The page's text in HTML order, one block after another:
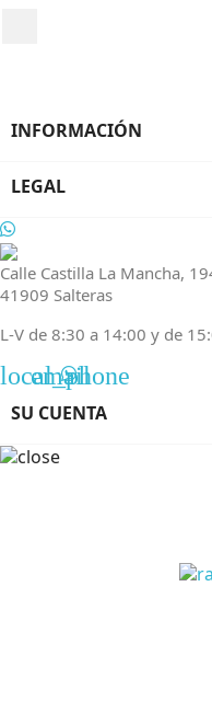
INFORMACIÓN
LEGAL
Calle Castilla La Mancha,
41909 Salteras
L-V de 8:30 a 14:00 y de
local_phone
email
SU CUENTA